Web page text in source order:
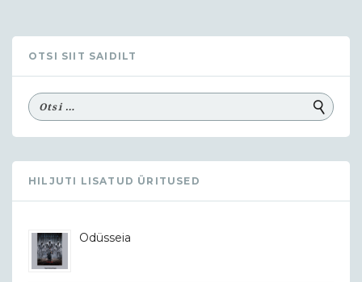
OTSI SIIT SAIDILT
HILJUTI LISATUD ÜRITUSED
Odüsseia